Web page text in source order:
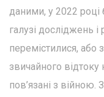
даними, у 2022 році
галузі досліджень
перемістилися, або
звичайного відтоку
пов’язані з війною.